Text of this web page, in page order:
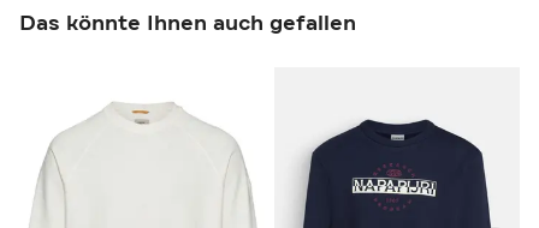
Das könnte Ihnen auch gefallen